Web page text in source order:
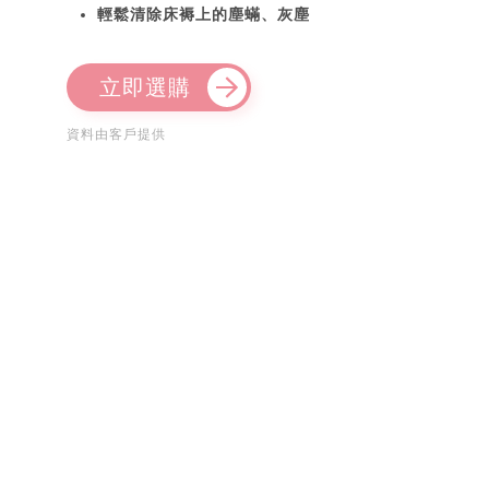
輕鬆清除床褥上的塵蟎、灰塵
立即選購
資料由客戶提供